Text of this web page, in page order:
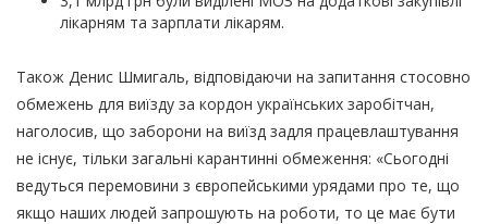
лікарням та зарплати лікарям.
Також Денис Шмигаль, відповідаючи на запитання стосовно
обмежень для виїзду за кордон українських заробітчан,
наголосив, що заборони на виїзд задля працевлаштування
не існує, тільки загальні карантинні обмеження: «Сьогодні
ведуться перемовини з європейськими урядами про те, що
якщо наших людей запрошують на роботи, то це має бути